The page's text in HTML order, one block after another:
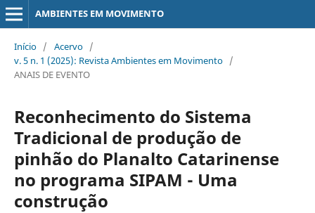
AMBIENTES EM MOVIMENTO
Início / Acervo /
v. 5 n. 1 (2025): Revista Ambientes em Movimento /
ANAIS DE EVENTO
Reconhecimento do Sistema
Tradicional de produção de
pinhão do Planalto Catarinense
no programa SIPAM - Uma
construção